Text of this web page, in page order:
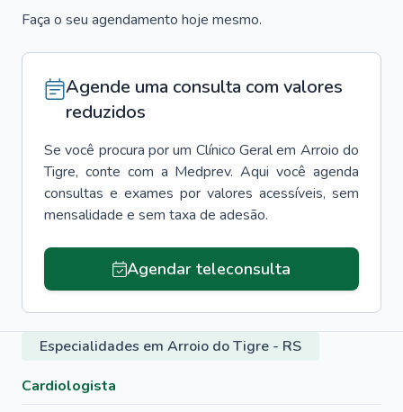
Faça o seu agendamento hoje mesmo.
Agende uma consulta com valores
reduzidos
Se você procura por um Clínico Geralem Arroio do
Tigre, conte com a Medprev. Aqui você agenda
consultas e exames por valores acessíveis, sem
mensalidade e sem taxa de adesão.
Agendar teleconsulta
Especialidades em Arroio do Tigre - RS
Cardiologista